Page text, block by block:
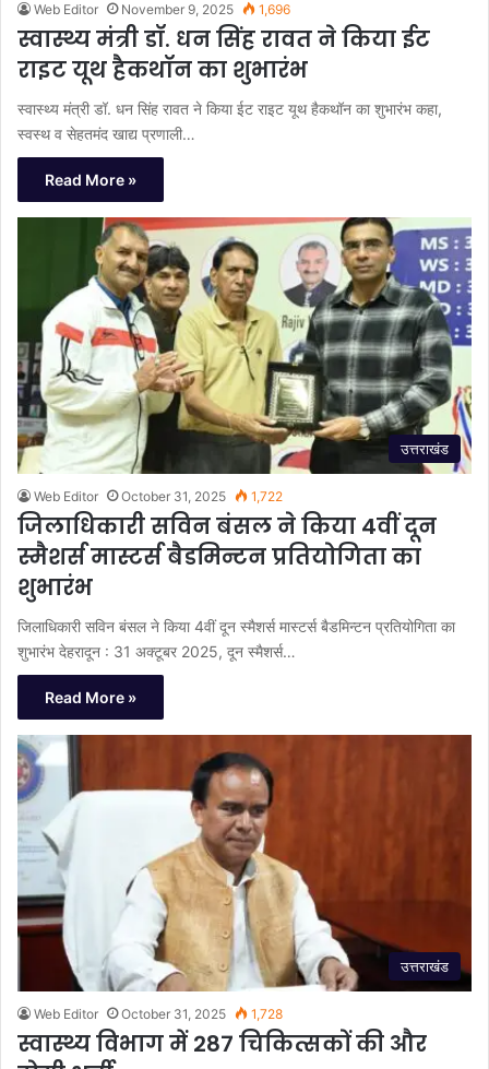
Web Editor November 9, 2025 1,696
स्वास्थ्य मंत्री डॉ. धन सिंह रावत ने किया ईट
राइट यूथ हैकथॉन का शुभारंभ
स्वास्थ्य मंत्री डॉ. धन सिंह रावत ने किया ईट राइट यूथ हैकथॉन का शुभारंभ कहा,
स्वस्थ व सेहतमंद खाद्य प्रणाली…
Read More »
उत्तराखंड
Web Editor October 31, 2025 1,722
जिलाधिकारी सविन बंसल ने किया 4वीं दून
स्मैशर्स मास्टर्स बैडमिन्टन प्रतियोगिता का
शुभारंभ
जिलाधिकारी सविन बंसल ने किया 4वीं दून स्मैशर्स मास्टर्स बैडमिन्टन प्रतियोगिता का
शुभारंभ देहरादून : 31 अक्टूबर 2025, दून स्मैशर्स…
Read More »
उत्तराखंड
Web Editor October 31, 2025 1,728
स्वास्थ्य विभाग में 287 चिकित्सकों की और